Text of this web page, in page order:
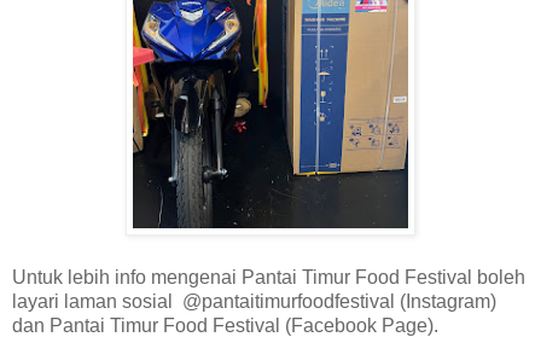
Untuk lebih info mengenai Pantai Timur Food Festival boleh
layari laman sosial @pantaitimurfoodfestival (Instagram)
dan Pantai Timur Food Festival (Facebook Page).